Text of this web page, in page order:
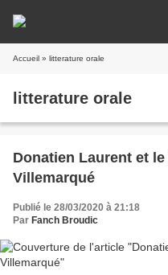
Accueil » litterature orale
litterature orale
Donatien Laurent et
Villemarqué
Publié le 28/03/2020 à 21:18
Par Fanch Broudic